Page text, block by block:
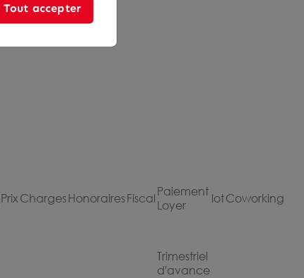
PrixChargesHonorairesFiscal Paiement
Loyer
lotCoworking
Trimestriel
d'avance
Tout accepter